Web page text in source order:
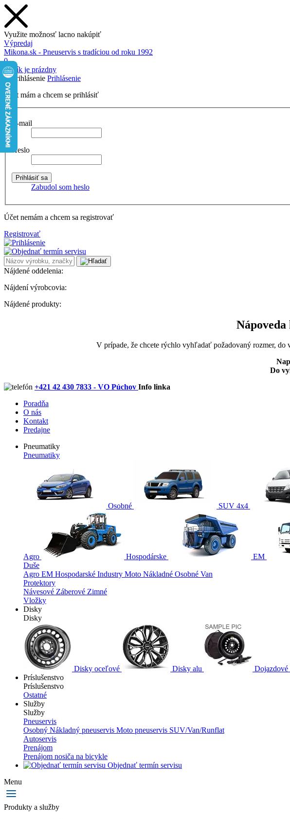
Využite možnosť lacno nakúpiť
Výpredaj
Mikona.sk - Pneuservis s tradíciou od roku 1992
0
Košík je prázdny
Prihlásenie
Účet mám a chcem se prihlásiť
E-mail
Heslo
Zabudol som heslo
Účet nemám a chcem sa registrovať
Registrovať
Nájdené oddelenia:
Nájdení výrobcovia:
Nájdené produkty:
V prípade, že chcete rýchlo vyhľadať požadovaný rozmer, do
Do
+421 42 430 7833 - VO Púchov Info linka
Poradňa
O nás
Kontakt
Predajne
Pneumatiky
Pneumatiky
Osobné SUV 4x4
Agro Hospodárske EM
Duše
Agro EM Hospodarské Industry Moto Nákladné Osobné Van
Protektory
Návesové Záberové Zimné
Vložky
Disky
Disky
Disky oceľové Disky alu
Dojazdové
Príslušenstvo
Príslušenstvo
Ostatné
Služby
Služby
Pneuservis
Osobný Nákladný pneuservis Moto pneuservis SUV/Van/Runflat
Autoservis
Prenájom
Prenájom nosiča na bicykle
Objednať termín servisu
Menu
Produkty a služby